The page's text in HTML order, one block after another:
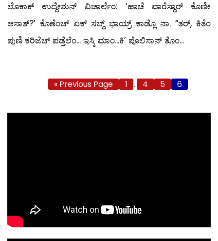
ಲೊಕಾಕ್ ಉದ್ದೇಶುನ್ ವಿಚಾರ್ಲೆಂ: ‘ಹಾಚೆ ವಾರೆಸ್ದಾರ್ ಕೊಣೀ
ಆಸಾತ್?’ ಕೊಣೆಂಚ್ ಏಕ್ ಸಬ್ದ್ ಭಾಯ್ರ್ ಕಾಡ್ಲೊ ನಾ. “ತರ್, ಕಿತೆಂ
ಪುಣಿ ಕರಿಜೆಚ್ ಪಡ್ತೆಲೆಂ... ಇಸ್ಕಿ ಮಾಂ...ಕಿ’ ಪೊಲಿಸಾನ್ ತೊಂ...
« Previous Page 1 … 4 5 6